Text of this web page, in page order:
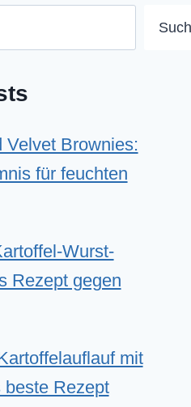
Velvet Brownies:
für feuchten
Wurst-
Rezept gegen
mit
Rezept